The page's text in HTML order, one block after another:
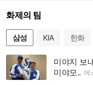
화제의 팀
삼성 KIA 한화
미야지 보
미야모.. 에